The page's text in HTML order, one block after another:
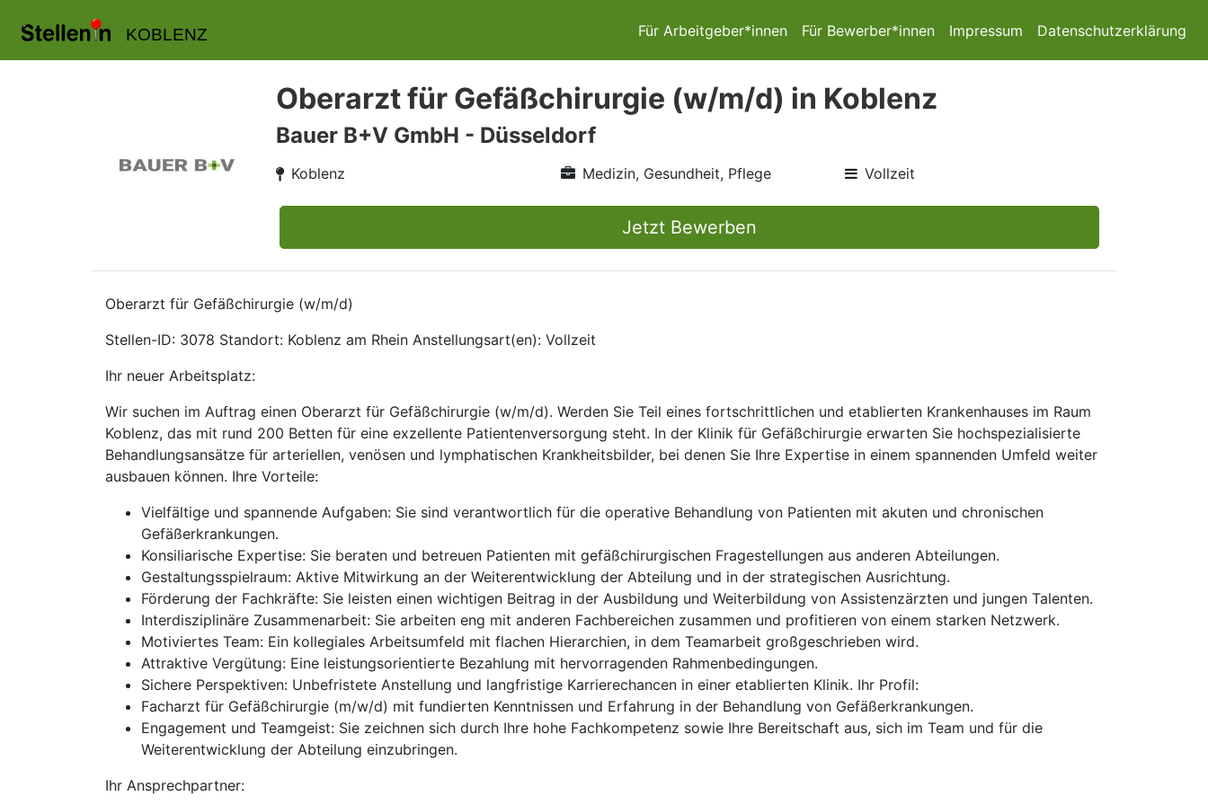
KOBLENZ Für Arbeitgeber*innen Für Bewerber*innen Impressum Datenschutzerklärung
Oberarzt für Gefäßchirurgie (w/m/d) in Koblenz
Bauer B+V GmbH - Düsseldorf
Koblenz Medizin, Gesundheit, Pflege Vollzeit
Jetzt Bewerben
Oberarzt für Gefäßchirurgie (w/m/d)
Stellen-ID: 3078 Standort: Koblenz am Rhein Anstellungsart(en): Vollzeit
Ihr neuer Arbeitsplatz:
Wir suchen im Auftrag einen Oberarzt für Gefäßchirurgie (w/m/d). Werden Sie Teil eines fortschrittlichen und etablierten Krankenhauses im Raum
Koblenz, das mit rund 200 Betten für eine exzellente Patientenversorgung steht. In der Klinik für Gefäßchirurgie erwarten Sie hochspezialisierte
Behandlungsansätze für arteriellen, venösen und lymphatischen Krankheitsbilder, bei denen Sie Ihre Expertise in einem spannenden Umfeld weiter
ausbauen können. Ihre Vorteile:
Vielfältige und spannende Aufgaben: Sie sind verantwortlich für die operative Behandlung von Patienten mit akuten und chronischen
Gefäßerkrankungen.
Konsiliarische Expertise: Sie beraten und betreuen Patienten mit gefäßchirurgischen Fragestellungen aus anderen Abteilungen.
Gestaltungsspielraum: Aktive Mitwirkung an der Weiterentwicklung der Abteilung und in der strategischen Ausrichtung.
Förderung der Fachkräfte: Sie leisten einen wichtigen Beitrag in der Ausbildung und Weiterbildung von Assistenzärzten und jungen Talenten.
Interdisziplinäre Zusammenarbeit: Sie arbeiten eng mit anderen Fachbereichen zusammen und profitieren von einem starken Netzwerk.
Motiviertes Team: Ein kollegiales Arbeitsumfeld mit flachen Hierarchien, in dem Teamarbeit großgeschrieben wird.
Attraktive Vergütung: Eine leistungsorientierte Bezahlung mit hervorragenden Rahmenbedingungen.
Sichere Perspektiven: Unbefristete Anstellung und langfristige Karrierechancen in einer etablierten Klinik. Ihr Profil:
Facharzt für Gefäßchirurgie (m/w/d) mit fundierten Kenntnissen und Erfahrung in der Behandlung von Gefäßerkrankungen.
Engagement und Teamgeist: Sie zeichnen sich durch Ihre hohe Fachkompetenz sowie Ihre Bereitschaft aus, sich im Team und für die
Weiterentwicklung der Abteilung einzubringen.
Ihr Ansprechpartner: